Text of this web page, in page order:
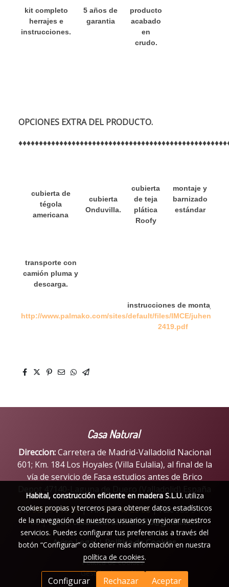
kit completo
herrajes e
instrucciones.
5 años de
garantia
producto
acabado
en
crudo.
OPCIONES EXTRA DEL PRODUCTO.
♦♦♦♦♦♦♦♦♦♦♦♦♦♦♦♦♦♦♦♦♦♦♦♦♦♦♦♦♦♦♦♦
cubierta de
tégola
americana
cubierta
Onduvilla.
cubierta
de teja
plática
Roofy
montaje y
barnizado
estándar
transporte con
camión pluma y
descarga.
instrucciones de montaje:
http://www.palmako.com/sites/default/files/IMCE/juhendid/
2419.pdf
Casa Natural
Direccion:Carretera de Madrid-Valladolid Nacional
601; Km. 184 Los Hoyales (Villa Eulalia), al final de la
vía de servicio de Fasa estudios antes de Brico
Depot 47140-Laguna de Duero (Valladolid) España
Tlf:983 54 15 88|Tlf:677 40 23 68|Fax:983 54 15
88 |Email:casanaturalvalladolid@gmail.com
Aviso Legal|Política de Cookies
Política de cookies
Gestión de cookies
Habital, construcción eficiente en madera S.L.U.utiliza
cookies propias y terceros para obtener datos estadísticos
de la navegación de nuestros usuarios y mejorar nuestros
servicios. Puedes configurar tus preferencias a través del
botón “Configurar” o obtener más información en nuestra
política de cookies.
Configurar Rechazar Aceptar